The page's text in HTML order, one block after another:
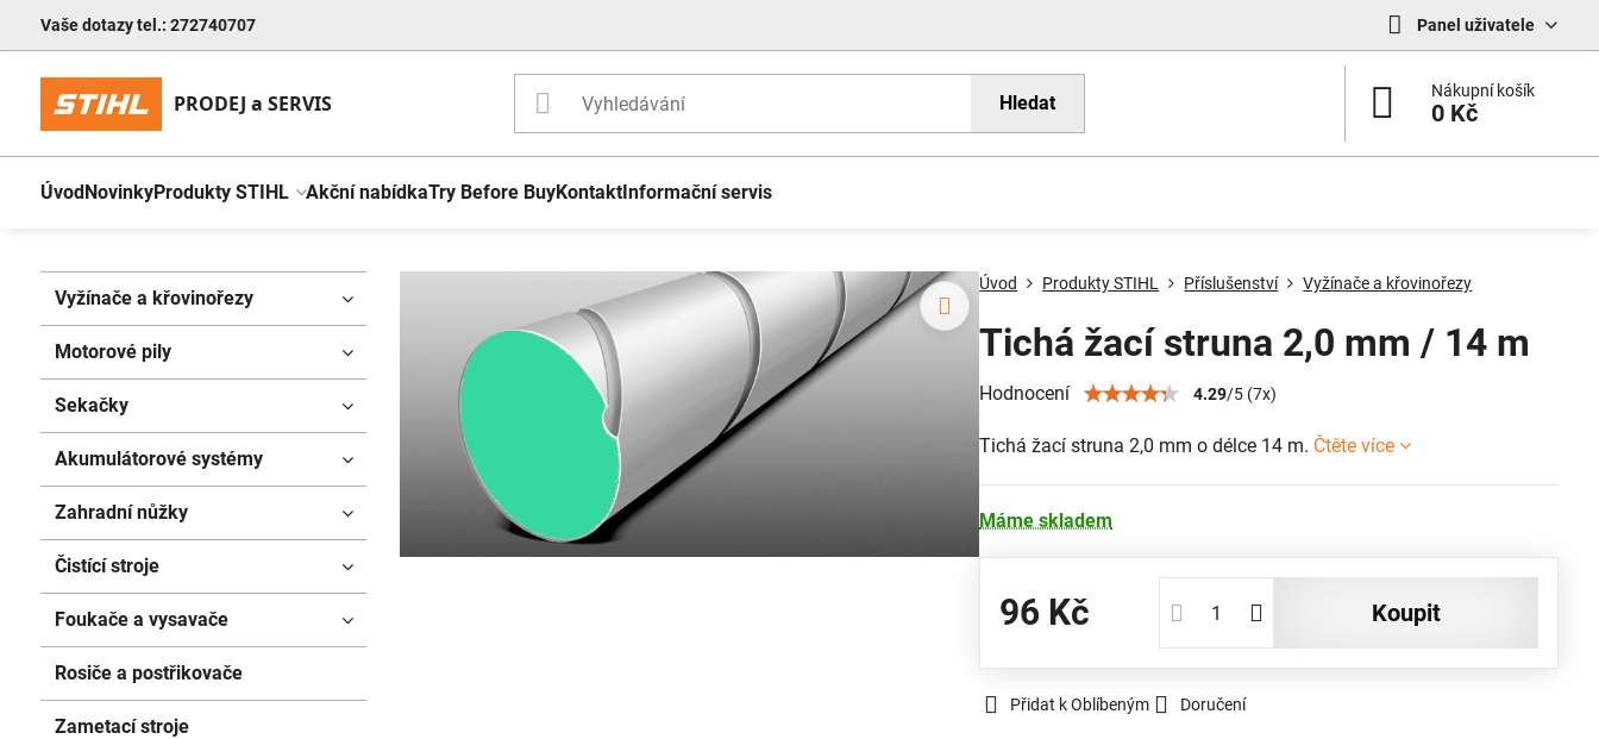
Vaše dotazy tel.: 272740707 Panel uživatele
Hledat
Nákupní košík
0 Kč
ÚvodNovinkyProdukty STIHL Akční nabídkaTry Before BuyKontaktInformační servis
Úvod Produkty STIHL Příslušenství Vyžínače a křovinořezy
Tichá žací struna 2,0 mm / 14 m
Hodnocení 4.29/5 (7x)
Tichá žací struna 2,0 mm o délce 14 m. Čtěte více
Máme skladem
96 Kč koupit
Přidat k Oblíbeným Doručení
Vyžínače a křovinořezy
Motorové pily
Sekačky
Akumulátorové systémy
Zahradní nůžky
Čistící stroje
Foukače a vysavače
Rosiče a postřikovače
Zametací stroje